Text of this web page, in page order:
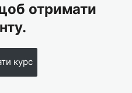
отримати
курс